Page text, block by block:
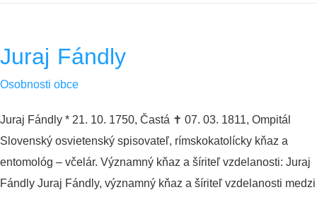
Juraj Fándly
Osobnosti obce
Juraj Fándly * 21. 10. 1750, Častá ✝︎ 07. 03. 1811, Ompitál
Slovenský osvietenský spisovateľ, rímskokatolícky kňaz a
entomológ – včelár. Významný kňaz a šíriteľ vzdelanosti: Juraj
Fándly Juraj Fándly, významný kňaz a šíriteľ vzdelanosti medzi